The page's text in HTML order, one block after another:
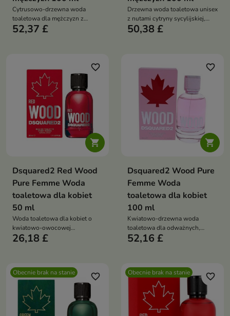
Cytrusowo-drzewna woda
toaletowa dla mężczyzn z
nutami bergamotki, cytryny,
52,37 £
Drzewna woda toaletowa unisex
z nutami cytryny sycylijskiej,
bergamotki, mandarynki,
50,38 £

favorite_border
Dsquared2 Red Wood
Pure Femme Woda
toaletowa dla kobiet
50 ml
Woda toaletowa dla kobiet o
kwiatowo-owocowej
kompozycji z nutami różowego
26,18 £

favorite_border
Dsquared2 Wood Pure
Femme Woda
toaletowa dla kobiet
100 ml
Kwiatowo-drzewna woda
toaletowa dla odważnych,
nowoczesnych kobiet z nutami
52,16 £
Obecnie brak na stanie favorite_border Obecnie brak na stanie favorite_border